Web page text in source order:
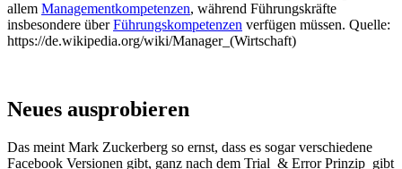
allem Managementkompetenzen, während Führungskräfte
insbesondere überFührungskompetenzen verfügen müssen. Quelle:
https://de.wikipedia.org/wiki/Manager_(Wirtschaft)
Neues ausprobieren
Das meint Mark Zuckerberg so ernst, dass es sogar verschiedene
Facebook Versionen gibt, ganz nach dem Trial & Error Prinzip gibt